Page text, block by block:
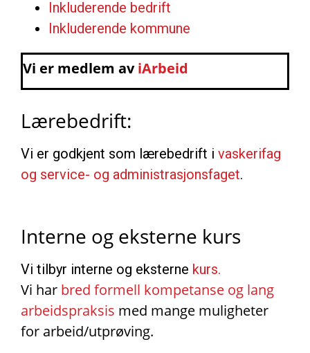
Inkluderende bedrift
Inkluderende kommune
Vi er medlem aviArbeid
Lærebedrift:
Vi er godkjent som lærebedrift i vaskerifag
og service- og administrasjonsfaget.
Interne og eksterne kurs
Vi tilbyr interne og eksterne kurs.
Vi har bred formell kompetanse og lang
arbeidspraksis med mange muligheter
for arbeid/utprøving.